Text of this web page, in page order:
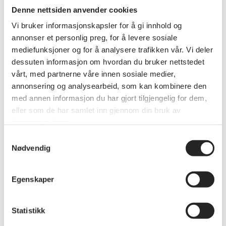
Denne nettsiden anvender cookies
Vi bruker informasjonskapsler for å gi innhold og
annonser et personlig preg, for å levere sosiale
mediefunksjoner og for å analysere trafikken vår. Vi deler
dessuten informasjon om hvordan du bruker nettstedet
vårt, med partnerne våre innen sosiale medier,
annonsering og analysearbeid, som kan kombinere den
med annen informasjon du har gjort tilgjengelig for dem,
eller som de har samlet inn gjennom din bruk av
Nødvendig
Egenskaper
Statistikk
Medlemskap
Aktive Pensjonister🌞
Pensjonistforbundet Varhaug har hatt en travel og
innholdsrik juni måned.